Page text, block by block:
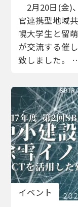
2月20日(金)
官連携型地域
幌大学生と留
が交流する催
致しました。
イベント